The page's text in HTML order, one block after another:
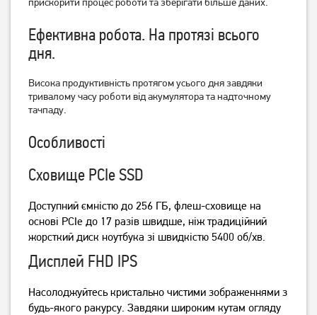
Ноутбук Asus Vivobook 15
(90NB13Y2-M00W50)
34 999 28 999
Ефективна робота. На протязі всього
дня.
Висока продуктивність протягом усього дня завдяки
тривалому часу роботи від акумулятора та надточному
тачпаду.
Особливості
Сховище PCIe SSD
Доступний ємністю до 256 ГБ, флеш-сховище на
основі PCIe до 17 разів швидше, ніж традиційний
жорсткий диск ноутбука зі швидкістю 5400 об/хв.
Дисплей FHD IPS
Насолоджуйтесь кристально чистими зображеннями з
будь-якого ракурсу. Завдяки широким кутам огляду